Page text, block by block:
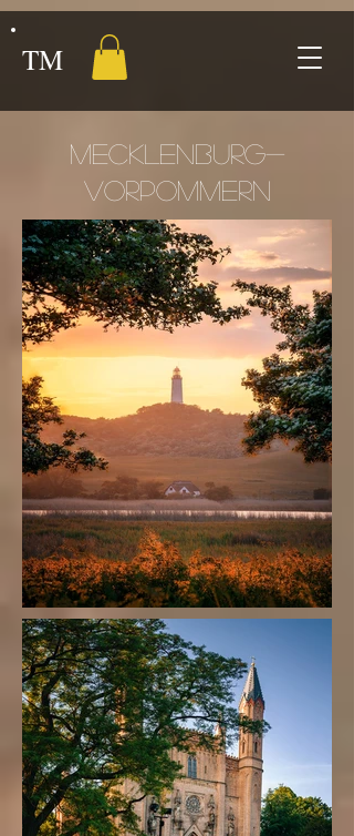
TM
MecklenBURG-
VoRpommern